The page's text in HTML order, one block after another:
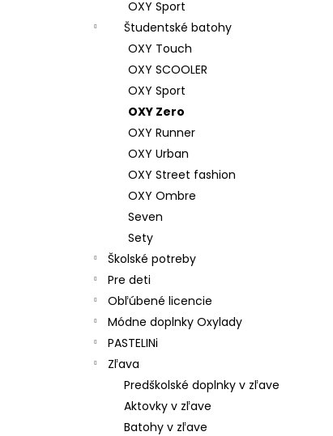
OXY Sport
Študentské batohy
OXY Touch
OXY SCOOLER
OXY Sport
OXY Zero
OXY Runner
OXY Urban
OXY Street fashion
OXY Ombre
Seven
Sety
Školské potreby
Pre deti
Obľúbené licencie
Módne doplnky Oxylady
PASTELINi
Zľava
Predškolské doplnky v zľave
Aktovky v zľave
Batohy v zľave